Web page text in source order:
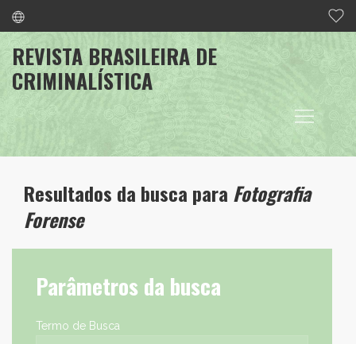
REVISTA BRASILEIRA DE
CRIMINALÍSTICA
Resultados da busca para Fotografia
Forense
Parâmetros da busca
Termo de Busca